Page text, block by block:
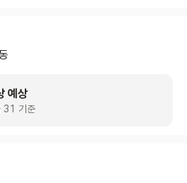
예상
31 기준